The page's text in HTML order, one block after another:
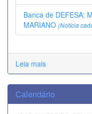
Banca de DEFESA:
MARIANO (Notícia
Leia mais
Calendário